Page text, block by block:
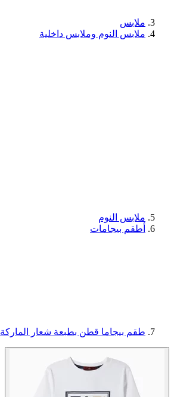
ملابس
ملابس النوم وملابس داخلية
ملابس النوم
أطقم بيجامات
طقم بيجاما قطن بطبعة شعار الماركة